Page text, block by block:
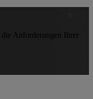
Anforderungen Ihrer